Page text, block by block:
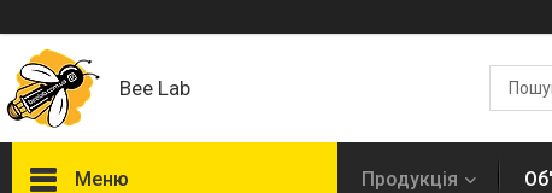
Bee Lab
Меню Продукція